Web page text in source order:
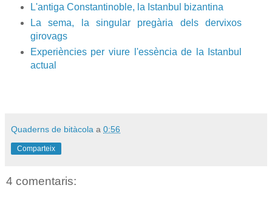
L'antiga Constantinoble, la Istanbul bizantina
La sema, la singular pregària dels dervixos
girovags
Experiències per viure l'essència de la Istanbul
actual
Quaderns de bitàcola a 0:56
Comparteix
4 comentaris: